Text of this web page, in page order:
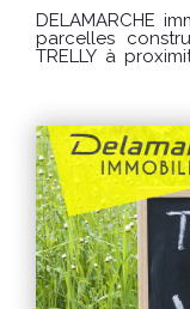
DELAMARCHE
parcelles
TRELLY à
l'égout). Lot numéro 4 : - Surface : environ 960m². -
Prix : 29 000€
: 9896DP Lot 4 « Les informations sur les risques
auxquels ce
site Géorisques :
contactez
HAUTEVILLE